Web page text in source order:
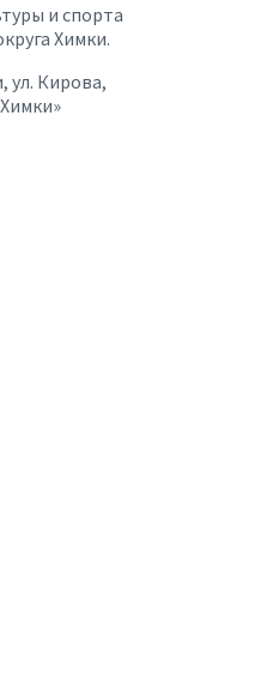
и спорта
Химки.
ул. Кирова,